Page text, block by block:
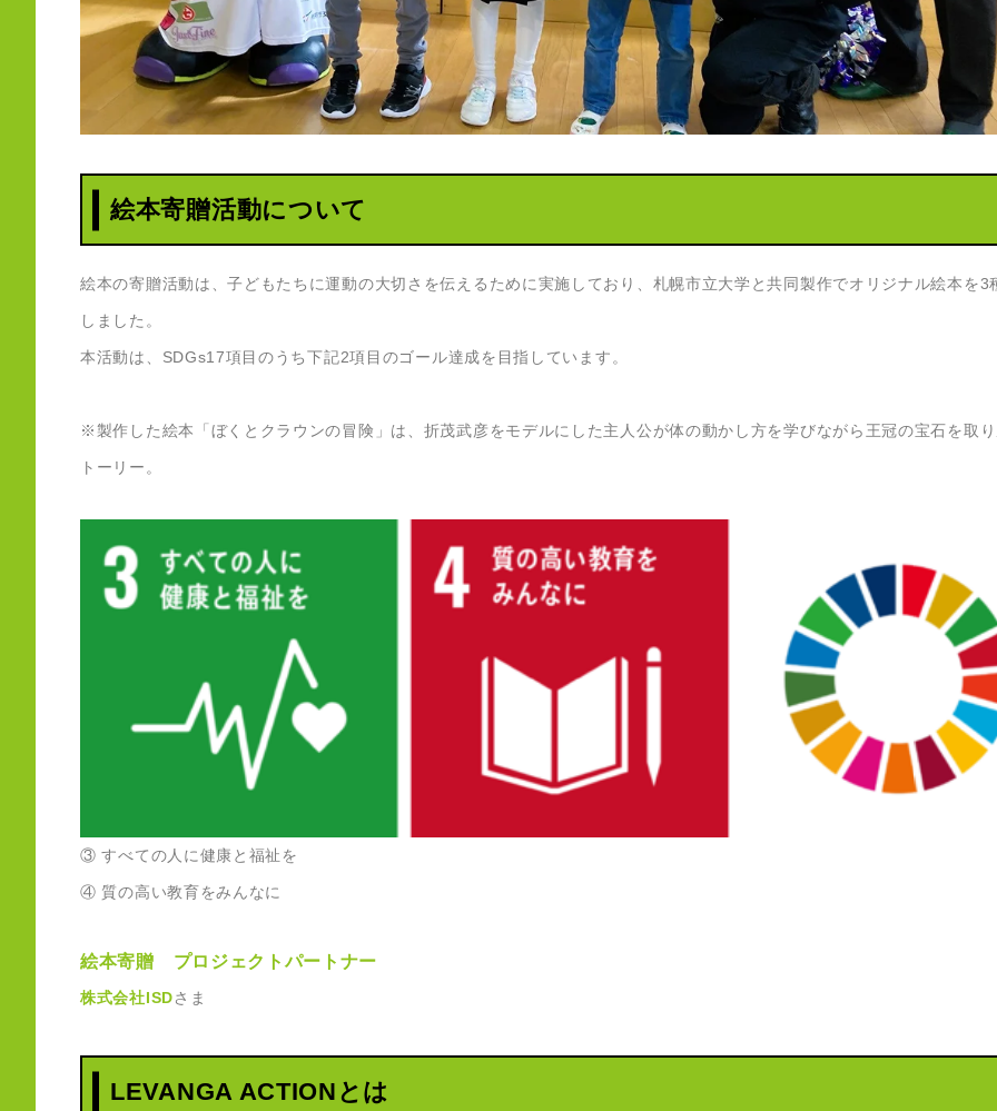
絵本寄贈活動について
絵本の寄贈活動は、子どもたちに運動の大切さを伝えるために実施しており、札幌市立大学と共同製作でオリジナル絵本を3
しました。
本活動は、SDGs17項目のうち下記2項目のゴール達成を目指しています。
※製作した絵本「ぼくとクラウンの冒険」は、折茂武彦をモデルにした主人公が体の動かし方を学びながら王冠の宝石を取
トーリー。
③ すべての人に健康と福祉を
④ 質の高い教育をみんなに
絵本寄贈 プロジェクトパートナー
株式会社ISDさま
LEVANGA ACTIONとは